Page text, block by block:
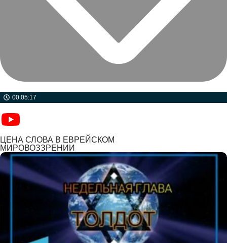
00:05:17
ЦЕНА СЛОВА В ЕВРЕЙСКОМ
МИРОВОЗЗРЕНИИ